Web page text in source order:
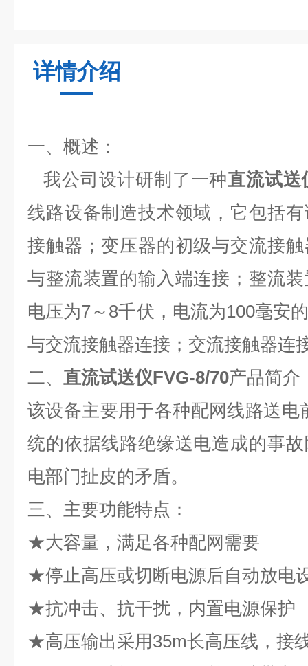
详情介绍
一、概述：
我公司设计研制了一种直流试送
线路设备制造技术领域，它包括
接触器；变压器的初级与交流接
与整流装置的输入端连接；整流
电压为7～8千伏，电流为100毫安
与交流接触器连接；交流接触器连
二、 直流试送仪FVG-8/70产品简介
该设备主要用于各种配网线路送电
统的依据线路绝缘送电造成的事
电部门扯皮的矛盾。
三、 主要功能特点：
★大容量，满足各种配网需要
★停止高压或切断电源后自动放电
★抗冲击、抗干扰，内置电源保护
★高压输出采用35m长高压线，接